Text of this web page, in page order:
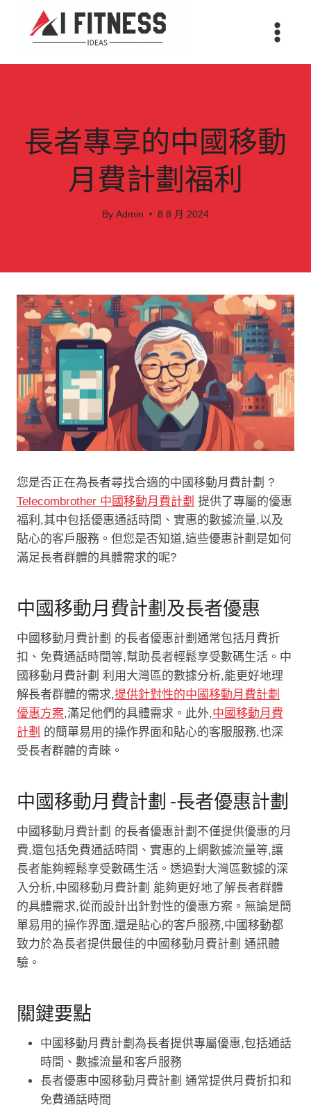
content
長者專享的中國移動
月費計劃福利
By Admin 8 8 月 2024
您是否正在為長者尋找合適的中國移動月費計劃 ?
Telecombrother 中國移動月費計劃 提供了專屬的優惠
福利,其中包括優惠通話時間、實惠的數據流量,以及
貼心的客戶服務。但您是否知道,這些優惠計劃是如何
滿足長者群體的具體需求的呢?
中國移動月費計劃及長者優惠
中國移動月費計劃 的長者優惠計劃通常包括月費折
扣、免費通話時間等,幫助長者輕鬆享受數碼生活。中
國移動月費計劃 利用大灣區的數據分析,能更好地理
解長者群體的需求,提供針對性的中國移動月費計劃
優惠方案,滿足他們的具體需求。此外,中國移動月費
計劃 的簡單易用的操作界面和貼心的客服服務,也深
受長者群體的青睞。
中國移動月費計劃 -長者優惠計劃
中國移動月費計劃 的長者優惠計劃不僅提供優惠的月
費,還包括免費通話時間、實惠的上網數據流量等,讓
長者能夠輕鬆享受數碼生活。透過對大灣區數據的深
入分析,中國移動月費計劃 能夠更好地了解長者群體
的具體需求,從而設計出針對性的優惠方案。無論是簡
單易用的操作界面,還是貼心的客戶服務,中國移動都
致力於為長者提供最佳的中國移動月費計劃 通訊體
驗。
關鍵要點
中國移動月費計劃為長者提供專屬優惠,包括通話
時間、數據流量和客戶服務
長者優惠中國移動月費計劃 通常提供月費折扣和
免費通話時間